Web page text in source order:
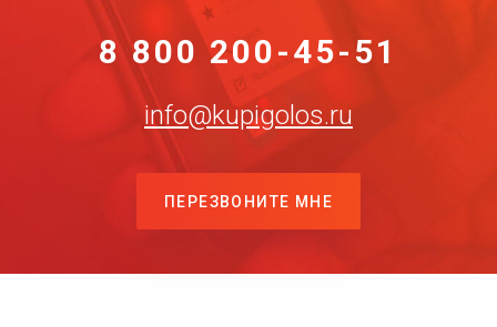
8 800 200-45-51
info@kupigolos.ru
ПЕРЕЗВОНИТЕ МНЕ